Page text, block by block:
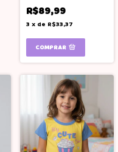
Grande
R$89,99
3 x de R$33,37
COMPRAR